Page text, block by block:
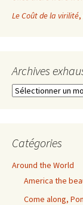
Le Coût de la virilité
Archives
Archives
Catégories
Around the World
America the
Come along,